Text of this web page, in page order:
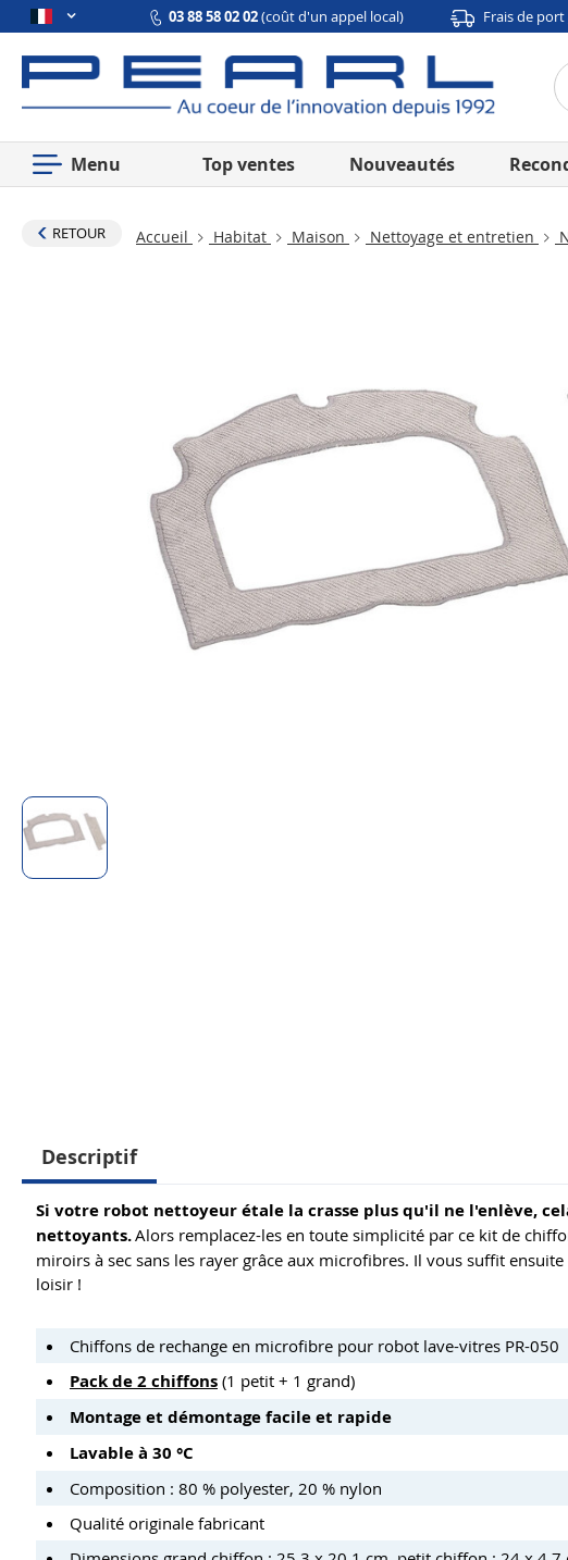
03 88 58 02 02(coût d'un appel local) Frais de port
Menu Top ventes Nouveautés
RETOUR Accueil Habitat Maison Nettoyage et entretien
Descriptif
Si votre robot nettoyeur étale la crasse plus qu'il ne l'enlève,
nettoyants.Alors remplacez-les en toute simplicité par ce kit de
miroirs à sec sans les rayer grâce aux microfibres. Il vous suffit
loisir !
Chiffons de rechange en microfibre pour robot lave-vitres PR-050
Pack de 2 chiffons (1 petit + 1 grand)
Montage et démontage facile et rapide
Lavable à 30 °C
Composition : 80 % polyester, 20 % nylon
Qualité originale fabricant